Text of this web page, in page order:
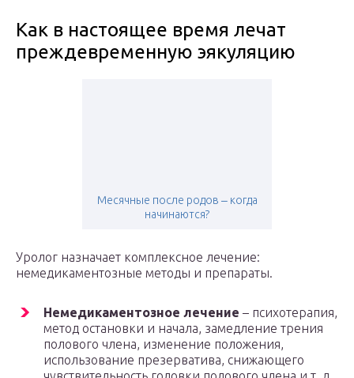
Как в настоящее время лечат
преждевременную эякуляцию
Месячные после родов ‒ когда
начинаются?
Уролог назначает комплексное лечение:
немедикаментозные методы и препараты.
Немедикаментозное лечение – психотерапия,
метод остановки и начала, замедление трения
полового члена, изменение положения,
использование презерватива, снижающего